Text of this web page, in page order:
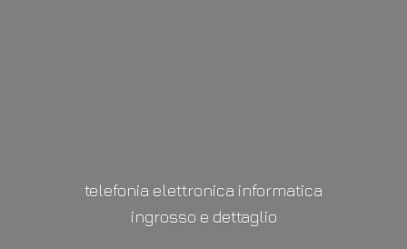
telefonia elettronica informatica
ingrosso e dettaglio